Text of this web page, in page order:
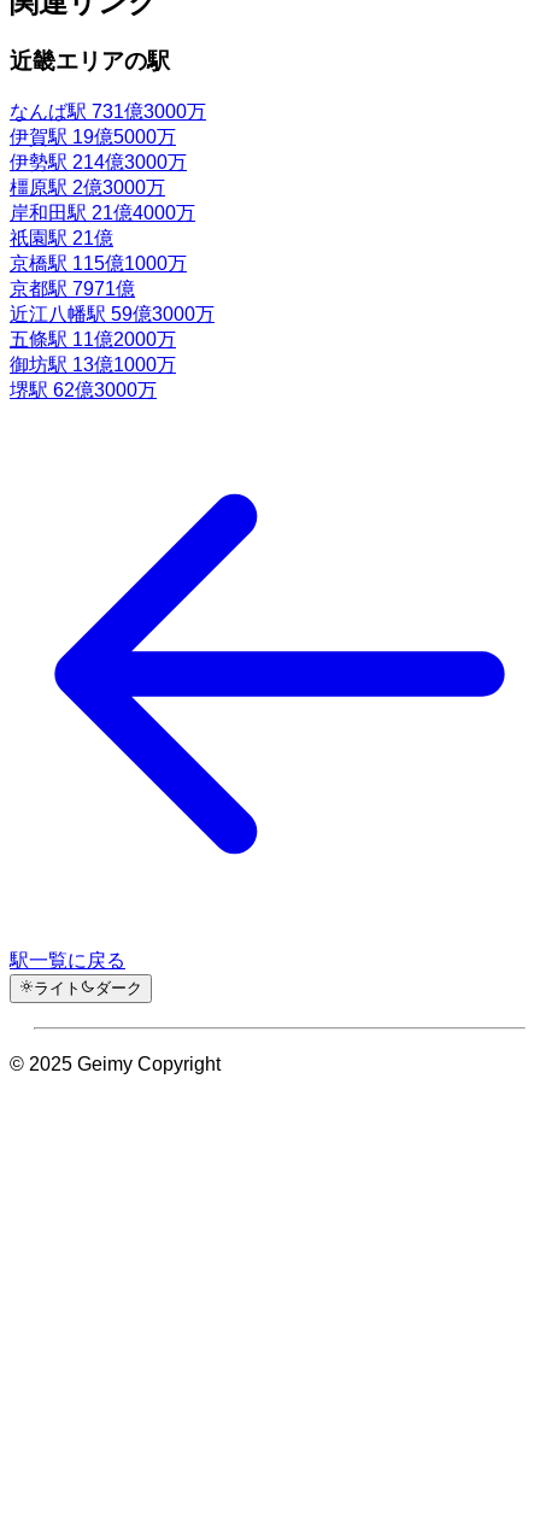
近畿エリアの駅
なんば駅 731億3000万
伊賀駅 19億5000万
伊勢駅 214億3000万
橿原駅 2億3000万
岸和田駅 21億4000万
祇園駅 21億
京橋駅 115億1000万
京都駅 7971億
近江八幡駅 59億3000万
五條駅 11億2000万
御坊駅 13億1000万
堺駅 62億3000万
駅一覧に戻る
ライト ダーク
© 2025 Geimy Copyright